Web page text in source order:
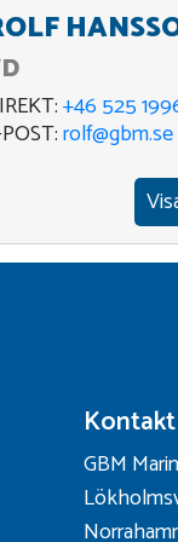
+46 525
rolf@gbm.se
Kontakt
GBM